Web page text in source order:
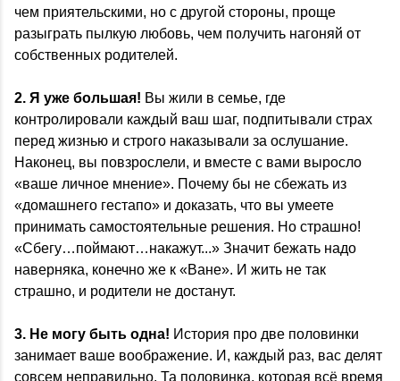
чем приятельскими, но с другой стороны, проще
разыграть пылкую любовь, чем получить нагоняй от
собственных родителей.
2. Я уже большая! Вы жили в семье, где
контролировали каждый ваш шаг, подпитывали страх
перед жизнью и строго наказывали за ослушание.
Наконец, вы повзрослели, и вместе с вами выросло
«ваше личное мнение». Почему бы не сбежать из
«домашнего гестапо» и доказать, что вы умеете
принимать самостоятельные решения. Но страшно!
«Сбегу…поймают…накажут...» Значит бежать надо
наверняка, конечно же к «Ване». И жить не так
страшно, и родители не достанут.
3. Не могу быть одна! История про две половинки
занимает ваше воображение. И, каждый раз, вас делят
совсем неправильно. Та половинка, которая всё время